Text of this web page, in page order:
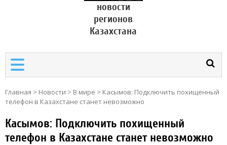
новости
регионов
Казахстана
Главная > Новости > В мире > Касымов: Подключить похищенный
телефон в Казахстане станет невозможно
Касымов: Подключить похищенный
телефон в Казахстане станет невозможно